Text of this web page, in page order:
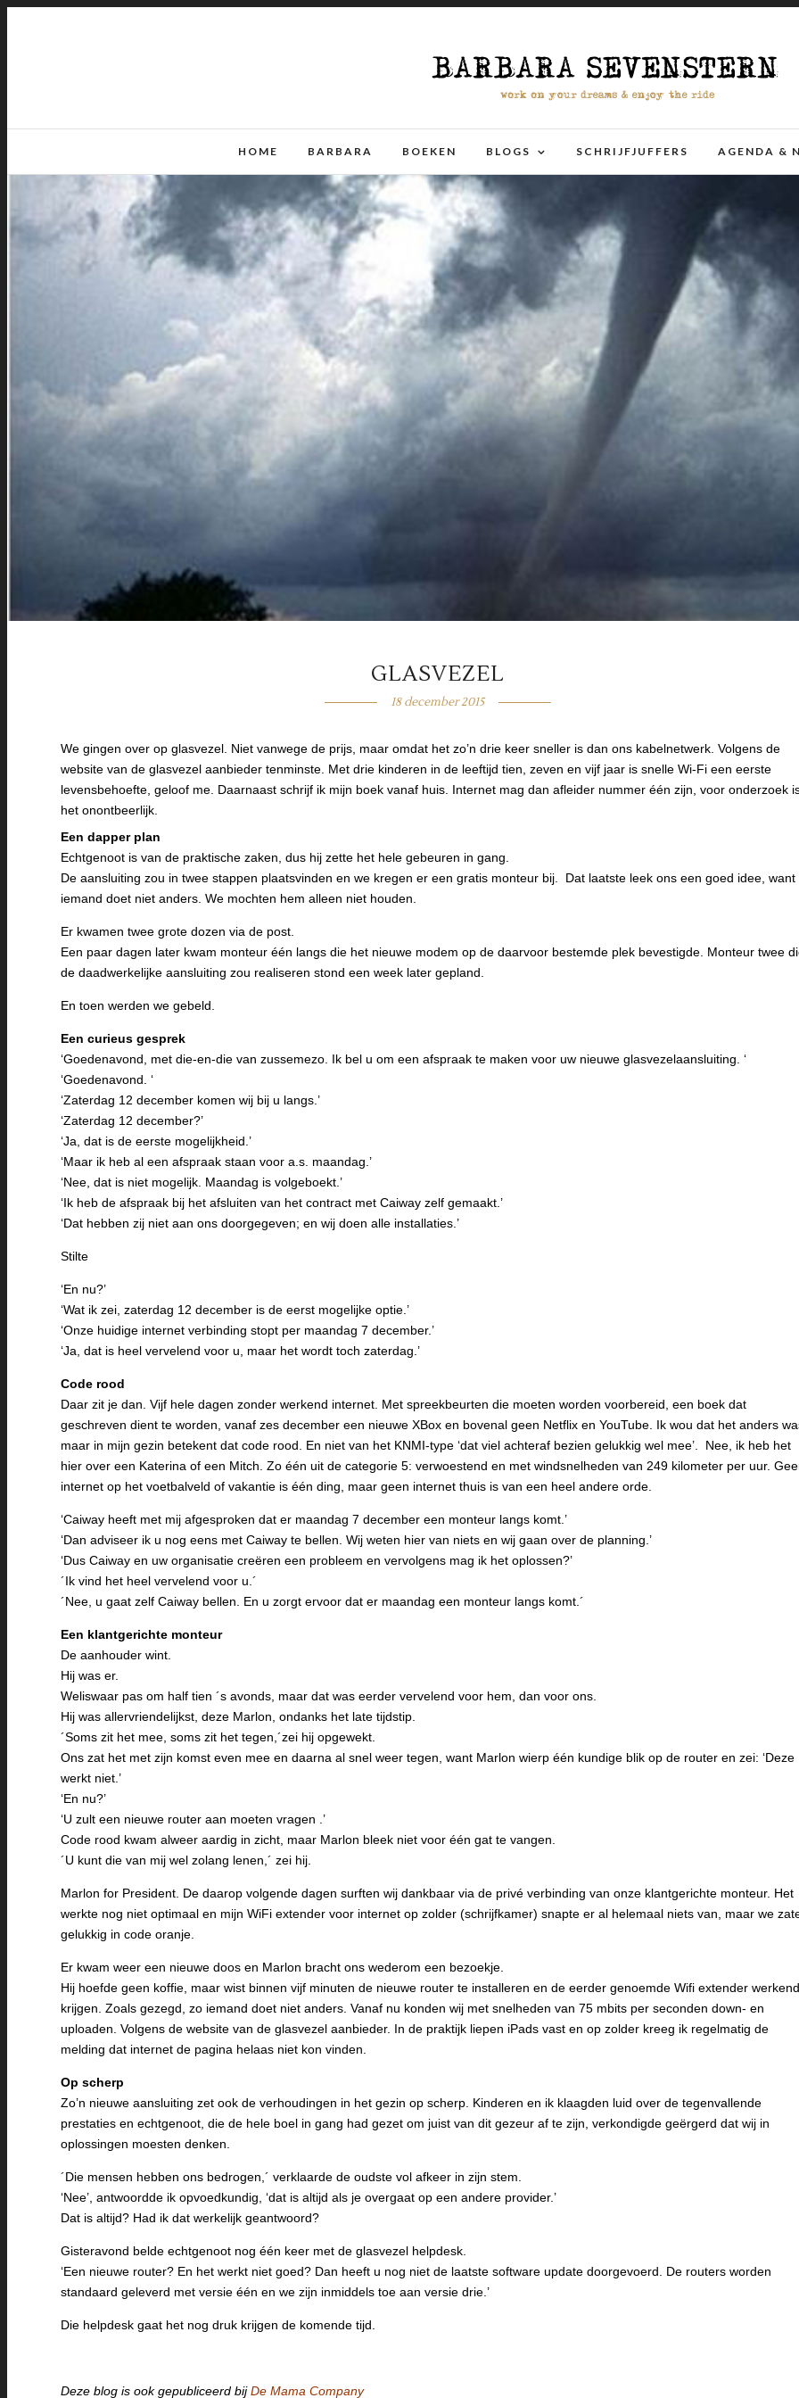
HOME BARBARA BOEKEN BLOGS SCHRIJFJUFFERS AGENDA &
GLASVEZEL
18 december 2015
We gingen over op glasvezel. Niet vanwege de prijs, maar omdat het zo’n drie keer sneller is dan ons kabelnetwerk. Volgens de
website van de glasvezel aanbieder tenminste. Met drie kinderen in de leeftijd tien, zeven en vijf jaar is snelle Wi-Fi een eerste
levensbehoefte, geloof me. Daarnaast schrijf ik mijn boek vanaf huis. Internet mag dan afleider nummer één zijn, voor onderzoek
het onontbeerlijk.
Een dapper plan
Echtgenoot is van de praktische zaken, dus hij zette het hele gebeuren in gang.
De aansluiting zou in twee stappen plaatsvinden en we kregen er een gratis monteur bij. Dat laatste leek ons een goed idee, want
iemand doet niet anders. We mochten hem alleen niet houden.
Er kwamen twee grote dozen via de post.
Een paar dagen later kwam monteur één langs die het nieuwe modem op de daarvoor bestemde plek bevestigde. Monteur twee
de daadwerkelijke aansluiting zou realiseren stond een week later gepland.
En toen werden we gebeld.
Een curieus gesprek
‘Goedenavond, met die-en-die van zussemezo. Ik bel u om een afspraak te maken voor uw nieuwe glasvezelaansluiting. ‘
‘Goedenavond. ‘
‘Zaterdag 12 december komen wij bij u langs.’
‘Zaterdag 12 december?’
‘Ja, dat is de eerste mogelijkheid.’
‘Maar ik heb al een afspraak staan voor a.s. maandag.’
‘Nee, dat is niet mogelijk. Maandag is volgeboekt.’
‘Ik heb de afspraak bij het afsluiten van het contract met Caiway zelf gemaakt.’
‘Dat hebben zij niet aan ons doorgegeven; en wij doen alle installaties.’
Stilte
‘En nu?’
‘Wat ik zei, zaterdag 12 december is de eerst mogelijke optie.’
‘Onze huidige internet verbinding stopt per maandag 7 december.’
‘Ja, dat is heel vervelend voor u, maar het wordt toch zaterdag.’
Code rood
Daar zit je dan. Vijf hele dagen zonder werkend internet. Met spreekbeurten die moeten worden voorbereid, een boek dat
geschreven dient te worden, vanaf zes december een nieuwe XBox en bovenal geen Netflix en YouTube. Ik wou dat het anders
maar in mijn gezin betekent dat code rood. En niet van het KNMI-type ‘dat viel achteraf bezien gelukkig wel mee’. Nee, ik heb het
hier over een Katerina of een Mitch. Zo één uit de categorie 5: verwoestend en met windsnelheden van 249 kilometer per uur.
internet op het voetbalveld of vakantie is één ding, maar geen internet thuis is van een heel andere orde.
‘Caiway heeft met mij afgesproken dat er maandag 7 december een monteur langs komt.’
‘Dan adviseer ik u nog eens met Caiway te bellen. Wij weten hier van niets en wij gaan over de planning.’
‘Dus Caiway en uw organisatie creëren een probleem en vervolgens mag ik het oplossen?’
´Ik vind het heel vervelend voor u.´
´Nee, u gaat zelf Caiway bellen. En u zorgt ervoor dat er maandag een monteur langs komt.´
Een klantgerichte monteur
De aanhouder wint.
Hij was er.
Weliswaar pas om half tien ´s avonds, maar dat was eerder vervelend voor hem, dan voor ons.
Hij was allervriendelijkst, deze Marlon, ondanks het late tijdstip.
´Soms zit het mee, soms zit het tegen,´zei hij opgewekt.
Ons zat het met zijn komst even mee en daarna al snel weer tegen, want Marlon wierp één kundige blik op de router en zei: ‘Deze
werkt niet.’
‘En nu?’
‘U zult een nieuwe router aan moeten vragen .’
Code rood kwam alweer aardig in zicht, maar Marlon bleek niet voor één gat te vangen.
´U kunt die van mij wel zolang lenen,´ zei hij.
Marlon for President. De daarop volgende dagen surften wij dankbaar via de privé verbinding van onze klantgerichte monteur. Het
werkte nog niet optimaal en mijn WiFi extender voor internet op zolder (schrijfkamer) snapte er al helemaal niets van, maar we
gelukkig in code oranje.
Er kwam weer een nieuwe doos en Marlon bracht ons wederom een bezoekje.
Hij hoefde geen koffie, maar wist binnen vijf minuten de nieuwe router te installeren en de eerder genoemde Wifi extender
krijgen. Zoals gezegd, zo iemand doet niet anders. Vanaf nu konden wij met snelheden van 75 mbits per seconden down- en
uploaden. Volgens de website van de glasvezel aanbieder. In de praktijk liepen iPads vast en op zolder kreeg ik regelmatig de
melding dat internet de pagina helaas niet kon vinden.
Op scherp
Zo’n nieuwe aansluiting zet ook de verhoudingen in het gezin op scherp. Kinderen en ik klaagden luid over de tegenvallende
prestaties en echtgenoot, die de hele boel in gang had gezet om juist van dit gezeur af te zijn, verkondigde geërgerd dat wij in
oplossingen moesten denken.
´Die mensen hebben ons bedrogen,´ verklaarde de oudste vol afkeer in zijn stem.
‘Nee’, antwoordde ik opvoedkundig, ‘dat is altijd als je overgaat op een andere provider.’
Dat is altijd? Had ik dat werkelijk geantwoord?
Gisteravond belde echtgenoot nog één keer met de glasvezel helpdesk.
‘Een nieuwe router? En het werkt niet goed? Dan heeft u nog niet de laatste software update doorgevoerd. De routers worden
standaard geleverd met versie één en we zijn inmiddels toe aan versie drie.’
Die helpdesk gaat het nog druk krijgen de komende tijd.
Deze blog is ook gepubliceerd bijDe Mama Company